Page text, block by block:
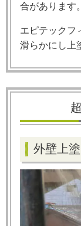
合があります。
エピテックフ
滑らかにし上
外壁上塗